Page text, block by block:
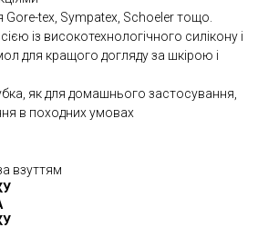
Gore-tex, Sympatex, Schoeler тощо.
із високотехнологічного силікону і
для кращого догляду за шкірою і
як для домашнього застосування,
в походних умовах
взуттям